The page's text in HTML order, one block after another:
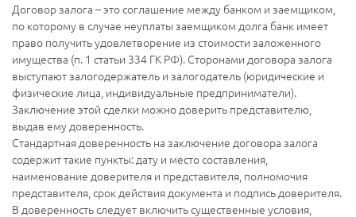
Договор залога – это соглашение между банком и заемщиком,
по которому в случае неуплаты заемщиком долга банк имеет
право получить удовлетворение из стоимости заложенного
имущества (п. 1 статьи 334 ГК РФ). Сторонами договора залога
выступают залогодержатель и залогодатель (юридические и
физические лица, индивидуальные предприниматели).
Заключение этой сделки можно доверить представителю,
выдав ему доверенность.
Стандартная доверенность на заключение договора залога
содержит такие пункты: дату и место составления,
наименование доверителя и представителя, полномочия
представителя, срок действия документа и подпись доверителя.
В доверенность следует включить существенные условия,